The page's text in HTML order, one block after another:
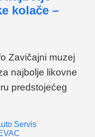
kolače –
Zavičajni muzej
najbolje likovne
predstojećeg